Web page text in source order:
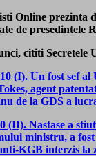
Online prezinta
de presedintele
cititi Secretele
(I). Un fost sef
agent
de la GDS a
(II). Nastase a
ministru, a
KGB interzis la